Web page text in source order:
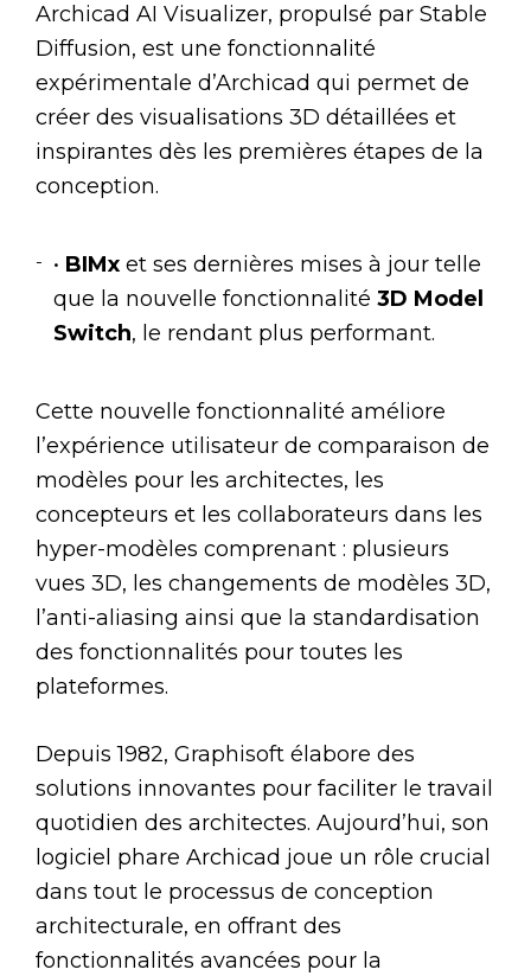
Archicad AI Visualizer, propulsé par Stable
Diffusion, est une fonctionnalité
expérimentale d’Archicad qui permet de
créer des visualisations 3D détaillées et
inspirantes dès les premières étapes de la
conception.
• BIMx et ses dernières mises à jour telle
que la nouvelle fonctionnalité 3D Model
Switch, le rendant plus performant.
Cette nouvelle fonctionnalité améliore
l’expérience utilisateur de comparaison de
modèles pour les architectes, les
concepteurs et les collaborateurs dans les
hyper-modèles comprenant : plusieurs
vues 3D, les changements de modèles 3D,
l’anti-aliasing ainsi que la standardisation
des fonctionnalités pour toutes les
plateformes.
Depuis 1982, Graphisoft élabore des
solutions innovantes pour faciliter le travail
quotidien des architectes. Aujourd’hui, son
logiciel phare Archicad joue un rôle crucial
dans tout le processus de conception
architecturale, en offrant des
fonctionnalités avancées pour la